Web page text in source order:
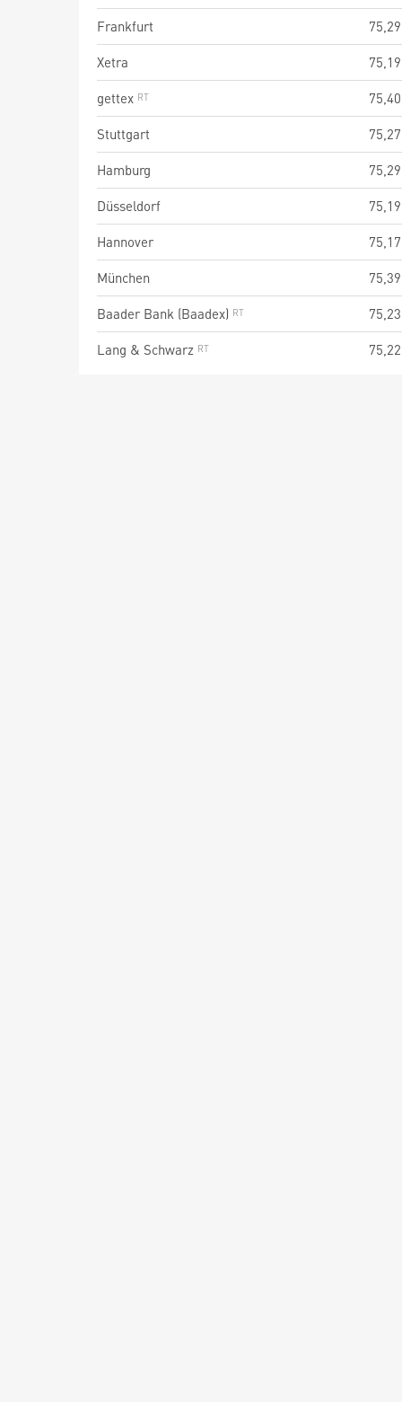
Frankfurt
75,29
Xetra
75,19
gettex
75,40
Stuttgart
75,27
Hamburg
75,29
Düsseldorf
75,19
Hannover
75,17
München
75,39
Baader Bank (Baadex)
75,23
Lang & Schwarz
75,22